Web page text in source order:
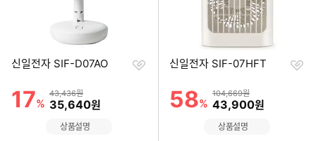
신일전자 SIF-D07AO
할인률
17%
상품금액
43,436원
할인금액
35,640원
찜
상품설명
신일전자 SIF-07HFT
할인률
58%
상품금액
104,669원
할인금액
43,900원
찜
상품설명